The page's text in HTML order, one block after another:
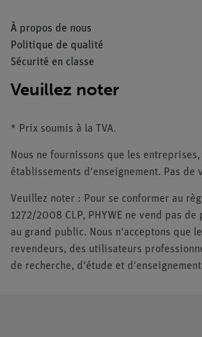
À propos de nous
Politique de qualité
Sécurité en classe
Veuillez noter
* Prix soumis à la TVA.
Nous ne fournissons que les
établissements d'enseignement. Pas de
Veuillez noter : Pour se conformer au
1272/2008 CLP, PHYWE ne vend pas
au grand public. Nous n'acceptons que
revendeurs, des utilisateurs
de recherche, d'étude et